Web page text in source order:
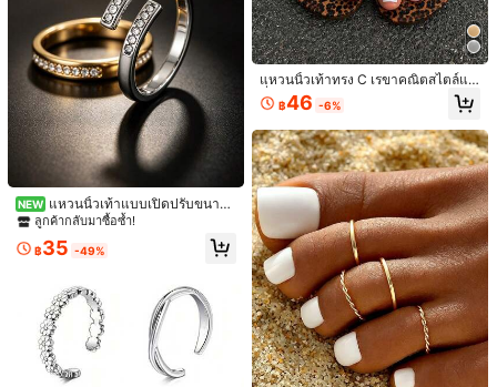
4
เหลือแค่6ชิ้น
Grand Jewelry
3 ชิ้น แหวนนิ้วเท้าเปิดสำหรับวันหยุดช
ายหาด แถบเรียบ เหมาะสำหรับวันหยุด
ฤดูร้อน
฿54 -8%
NEW แหวนนิ้วเท้าแบบเปิดปรับขนาดไ
ด้ ประดับเพชร CZ สไตล์มินิมอลหรูหรา
2 ชิ้น/เซ็ต เครื่องประดับเท้าสไตล์โบฮีเ
มียนสำหรับเดินเท้าเปล่าริมชายหาดฤดู
ลูกค้ากลับมาซื้อซ้ำ!
฿35 -49%
แหวนนิ้วเท้าทรง C เรขาคณิตสไตล์แฟ
ชั่นยุโรปและอเมริกันแบบโอเวอร์ไซส์ 3
ชิ้น/เซ็ต มินิมอล แบบหลายชั้นซ้อนกันไ
บชุดไปเที่ยวชายหาดช่วงฤดูร้อน
฿46 -6%